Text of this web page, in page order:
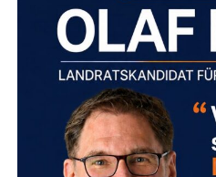
dern Ihr
Das Wich­tigs­te, was ich in
habe: Es gibt kei­nen
Mensch bringt sei­ne eige­ne
Stress­mus­ter und ein ganz